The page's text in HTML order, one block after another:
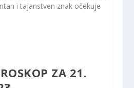
i tajanstven znak očekuje
ZA 21.